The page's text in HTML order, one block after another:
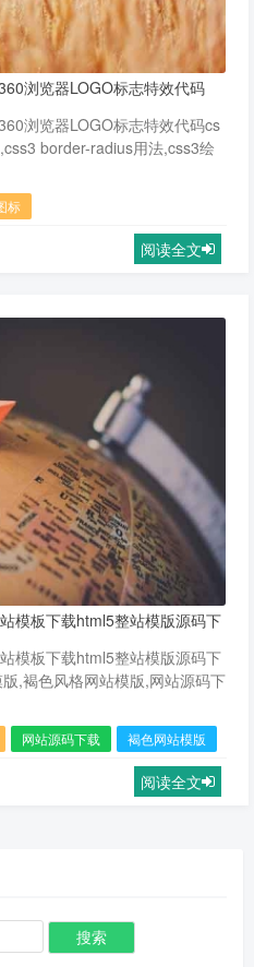
浏览器LOGO标志特效代码
浏览器LOGO标志特效代码cs
border-radius用法,css3绘
标
阅读全文
模板下载html5整站模版源码下
模板下载html5整站模版源码下
,褐色风格网站模版,网站源码下
网站源码下载 褐色网站模版
阅读全文